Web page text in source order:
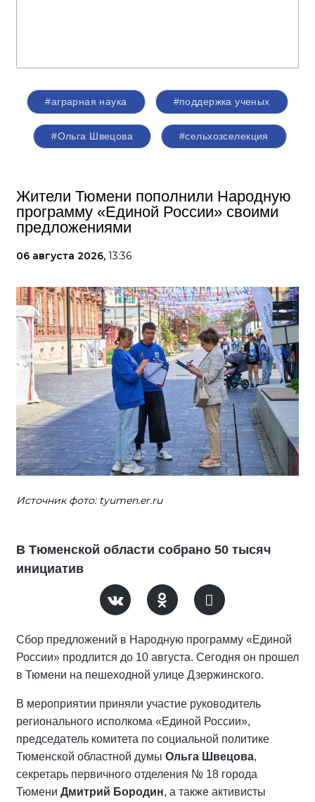
#аграрная наука #поддержка ученых
#Ольга Швецова #сельхозселекция
Жители Тюмени пополнили Народную
программу «Единой России» своими
предложениями
06 августа 2026, 13:36
Источник фото: tyumen.er.ru
В Тюменской области собрано 50 тысяч
инициатив
Сбор предложений в Народную программу «Единой
России» продлится до 10 августа. Сегодня он прошел
в Тюмени на пешеходной улице Дзержинского.
В мероприятии приняли участие руководитель
регионального исполкома «Единой России»,
председатель комитета по социальной политике
Тюменской областной думы Ольга Швецова,
секретарь первичного отделения № 18 города
Тюмени Дмитрий Бородин, а также активисты